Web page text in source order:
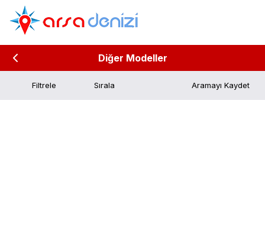
Diğer Modeller
Filtrele Aramayı Kaydet